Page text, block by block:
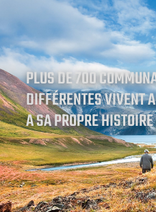
PLUS DE 700
DIFFÉRENTES VIVENT
A SA PROPRE